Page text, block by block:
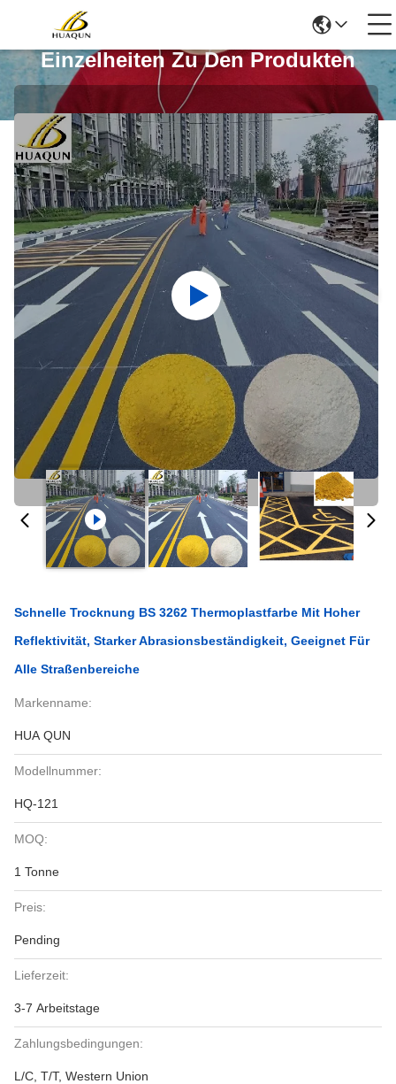
Einzelheiten Zu Den Produkten
Schnelle Trocknung BS 3262 Thermoplastfarbe Mit Hoher
Reflektivität, Starker Abrasionsbeständigkeit, Geeignet Für
Alle Straßenbereiche
Markenname:
HUA QUN
Modellnummer:
HQ-121
MOQ:
1 Tonne
Preis:
Pending
Lieferzeit:
3-7 Arbeitstage
Zahlungsbedingungen:
L/C, T/T, Western Union